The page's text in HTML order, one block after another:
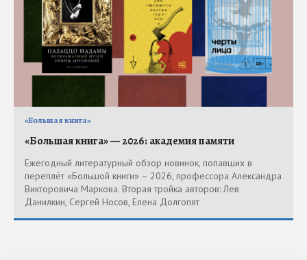
«Большая книга»
«Большая книга» — 2026: академия памяти
Ежегодный литературный обзор новинок, попавших в
переплёт «Большой книги» – 2026, профессора Александра
Викторовича Маркова. Вторая тройка авторов: Лев
Данилкин, Сергей Носов, Елена Долгопят